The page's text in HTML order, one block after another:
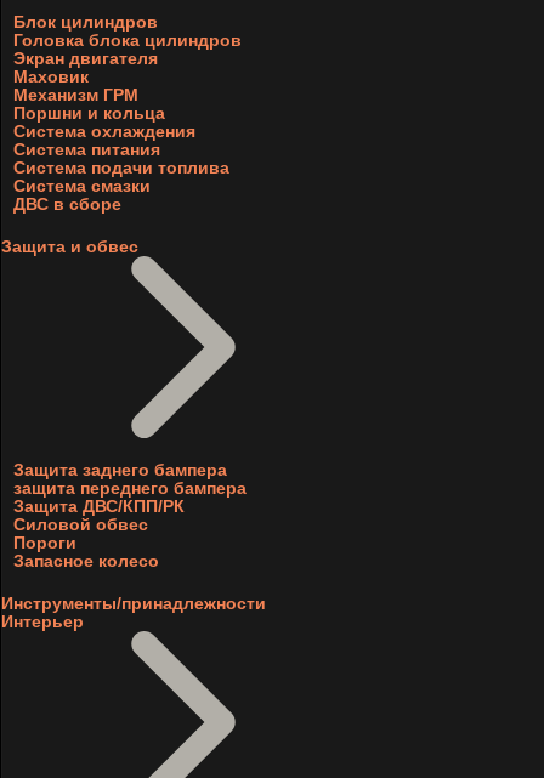
Блок цилиндров
Головка блока цилиндров
Экран двигателя
Маховик
Механизм ГРМ
Поршни и кольца
Система охлаждения
Система питания
Система подачи топлива
Система смазки
ДВС в сборе
Защита и обвес
Защита заднего бампера
защита переднего бампера
Защита ДВС/КПП/РК
Силовой обвес
Пороги
Запасное колесо
Инструменты/принадлежности
Интерьер